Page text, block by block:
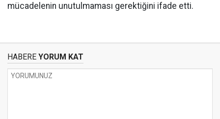
mücadelenin unutulmaması gerektiğini ifade etti.
HABERE YORUM KAT